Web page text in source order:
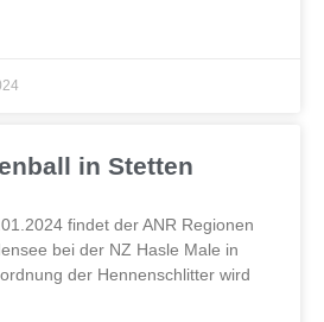
in Stetten
findet der ANR Regionen
bei der NZ Hasle Male in
der Hennenschlitter wird